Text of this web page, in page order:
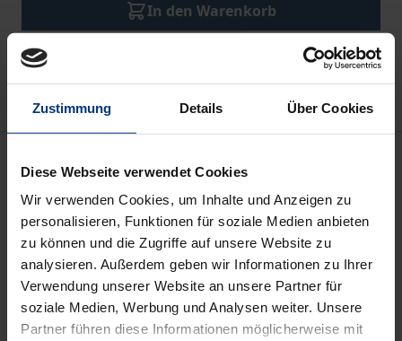
Zustimmung Details Über Cookies
Diese Webseite verwendet Cookies
Wir verwenden Cookies, um Inhalte und Anzeigen zu
personalisieren, Funktionen für soziale Medien anbieten
zu können und die Zugriffe auf unsere Website zu
analysieren. Außerdem geben wir Informationen zu Ihrer
Verwendung unserer Website an unsere Partner für
soziale Medien, Werbung und Analysen weiter. Unsere
Partner führen diese Informationen möglicherweise mit
In den Warenkorb
Hinweise zu Versandkosten
Die Arbeit möchte zur Klärung beitragen, ob und wie
Strukturen, in denen sich Muslime in Deutschland
zur Religionsausübung zusammentun, in die
staatskirchenrechtlichen Gewährleistungen
konstruktiv einbezogen werden können. Im Fokus
stehen der bekennende Religionsunterricht an